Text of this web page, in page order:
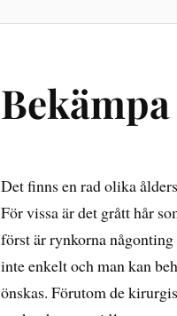
Det finns en rad olika
För vissa är det grått hår
först är rynkorna
inte enkelt och man kan
önskas. Förutom de